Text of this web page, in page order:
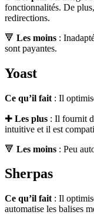
fonctionnalités. De
redirections.
🔻 Les moins :
sont payantes.
Yoast
Ce qu’il fait : Il
✚ Les plus : Il fournit
intuitive et il est
🔻 Les moins : Peu
Sherpas
Ce qu’il fait : Il
automatise les balises